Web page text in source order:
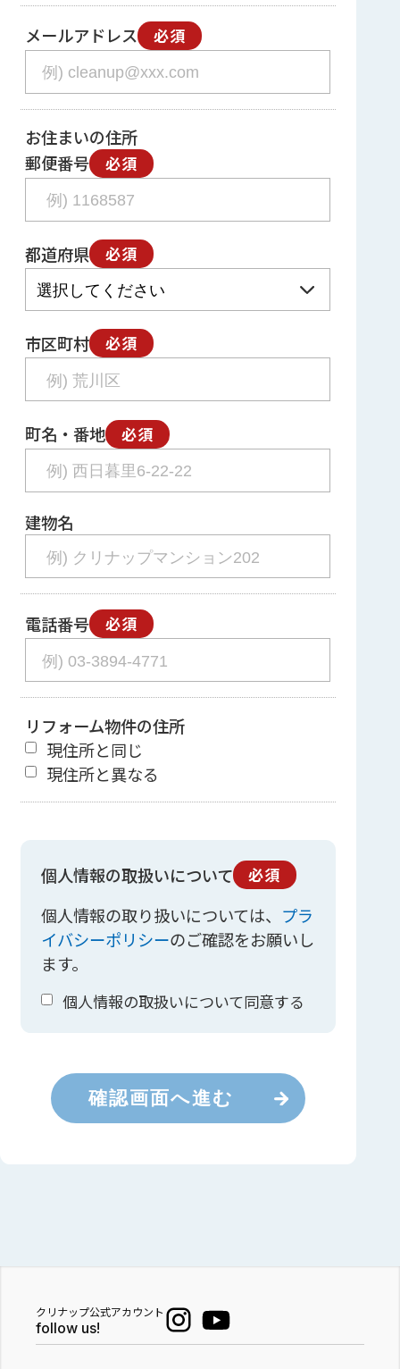
メールアドレス 必須
お住まいの住所
郵便番号
必須
都道府県 必須
市区町村 必須
町名・番地 必須
建物名
電話番号 必須
リフォーム物件の住所
現住所と同じ
現住所と異なる
個人情報の取扱いについて 必須
個人情報の取り扱いについては、 プラ
イバシーポリシーのご確認をお願いし
ます。
個人情報の取扱いについて同意する
確認画面へ進む
クリナップ公式アカウント
follow us!